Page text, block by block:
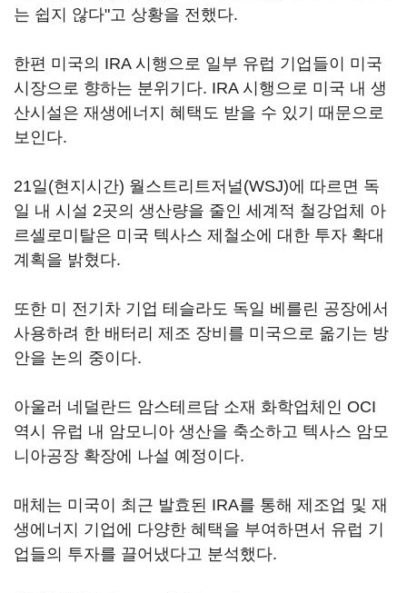
는 쉽지 않다"고 상황을 전했다.
한편 미국의 IRA 시행으로 일부 유럽 기업들이 미국
시장으로 향하는 분위기다. IRA 시행으로 미국 내 생
산시설은 재생에너지 혜택도 받을 수 있기 때문으로
보인다.
21일(현지시간) 월스트리트저널(WSJ)에 따르면 독
일 내 시설 2곳의 생산량을 줄인 세계적 철강업체 아
르셀로미탈은 미국 텍사스 제철소에 대한 투자 확대
계획을 밝혔다.
또한 미 전기차 기업 테슬라도 독일 베를린 공장에서
사용하려 한 배터리 제조 장비를 미국으로 옮기는 방
안을 논의 중이다.
아울러 네덜란드 암스테르담 소재 화학업체인 OCI
역시 유럽 내 암모니아 생산을 축소하고 텍사스 암모
니아공장 확장에 나설 예정이다.
매체는 미국이 최근 발효된 IRA를 통해 제조업 및 재
생에너지 기업에 다양한 혜택을 부여하면서 유럽 기
업들의 투자를 끌어냈다고 분석했다.